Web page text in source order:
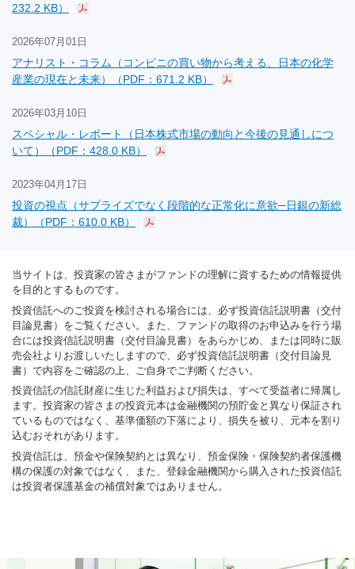
232.2 KB）
2026年07月01日
アナリスト・コラム（コンビニの買い物から考える、日本の化学
産業の現在と未来）（PDF：671.2 KB）
2026年03月10日
スペシャル・レポート（日本株式市場の動向と今後の見通しにつ
いて）（PDF：428.0 KB）
2023年04月17日
投資の視点（サプライズでなく段階的な正常化に意欲─日銀の新総
裁）（PDF：610.0 KB）
当サイトは、投資家の皆さまがファンドの理解に資するための情報提供
を目的とするものです。
投資信託へのご投資を検討される場合には、必ず投資信託説明書（交付
目論見書）をご覧ください。また、ファンドの取得のお申込みを行う場
合には投資信託説明書（交付目論見書）をあらかじめ、または同時に販
売会社よりお渡しいたしますので、必ず投資信託説明書（交付目論見
書）で内容をご確認の上、ご自身でご判断ください。
投資信託の信託財産に生じた利益および損失は、すべて受益者に帰属し
ます。投資家の皆さまの投資元本は金融機関の預貯金と異なり保証され
ているものではなく、基準価額の下落により、損失を被り、元本を割り
込むおそれがあります。
投資信託は、預金や保険契約とは異なり、預金保険・保険契約者保護機
構の保護の対象ではなく、また、登録金融機関から購入された投資信託
は投資者保護基金の補償対象ではありません。